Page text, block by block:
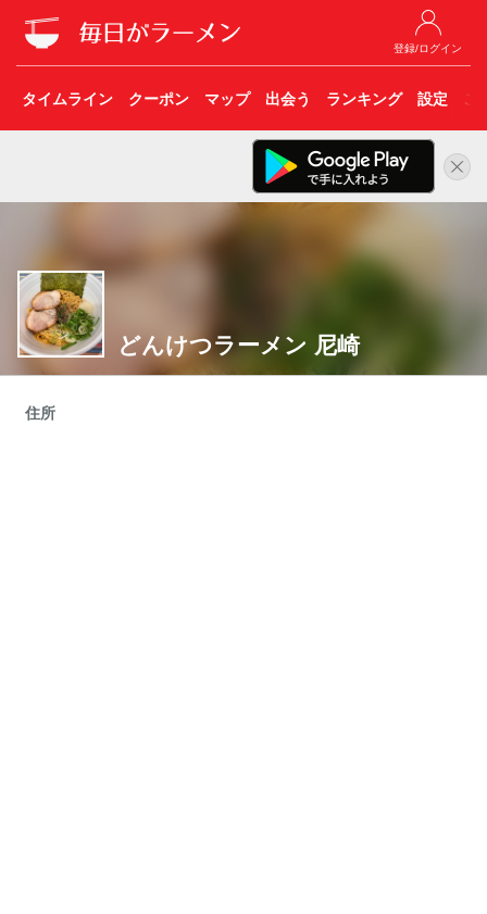
登録/ログイン
タイムライン クーポン マップ 出会う ランキング 設定 こ
どんけつラーメン 尼崎
住所